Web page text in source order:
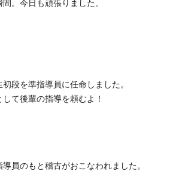
。今日も頑張りました。
段を準指導員に任命しました。
て後輩の指導を頼むよ！
員のもと稽古がおこなわれました。